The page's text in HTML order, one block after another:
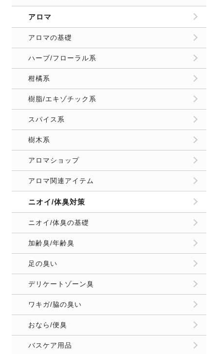
アロマ
アロマの基礎
ハーブ/フローラル系
柑橘系
樹脂/エキゾチック系
スパイス系
樹木系
アロマショップ
アロマ関連アイテム
ニオイ/体臭対策
ニオイ/体臭の基礎
加齢臭/年齢臭
足の臭い
デリケートゾーン臭
ワキガ/脇の臭い
おなら/便臭
バスケア用品